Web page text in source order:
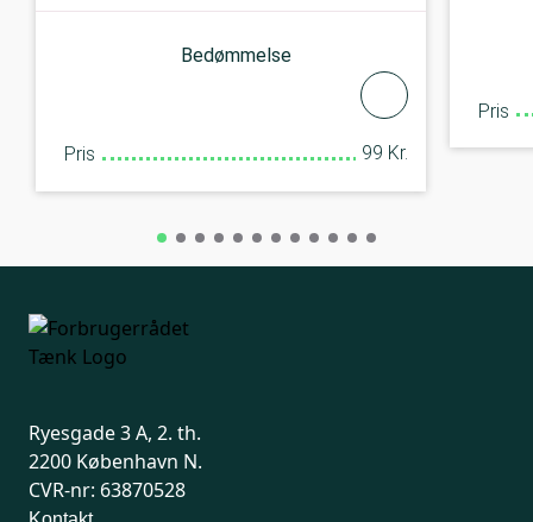
Bedømmelse
Pris 99 Kr.
Pris
Ryesgade 3 A, 2. th.
2200 København N.
CVR-nr: 63870528